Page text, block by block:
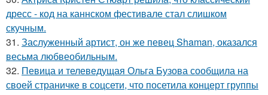
дресс - код на каннском фестивале стал слишком
скучным.
31. Заслуженный артист, он же певец Shaman, оказался
весьма любвеобильным.
32. Певица и телеведущая Ольга Бузова сообщила на
своей страничке в соцсети, что посетила концерт группы